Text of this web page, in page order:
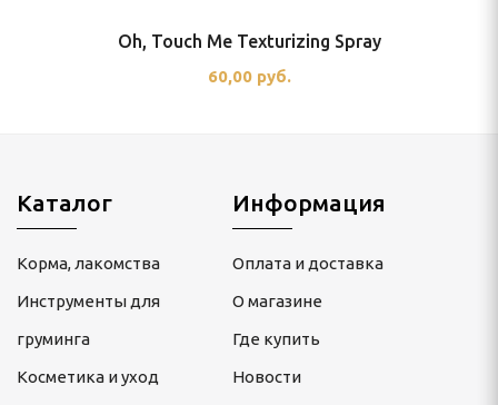
Oh, Touch Me Texturizing Spray
60,00 руб.
Каталог
Корма, лакомства
Инструменты для
груминга
Косметика и уход
Информация
Оплата и доставка
О магазине
Где купить
Новости